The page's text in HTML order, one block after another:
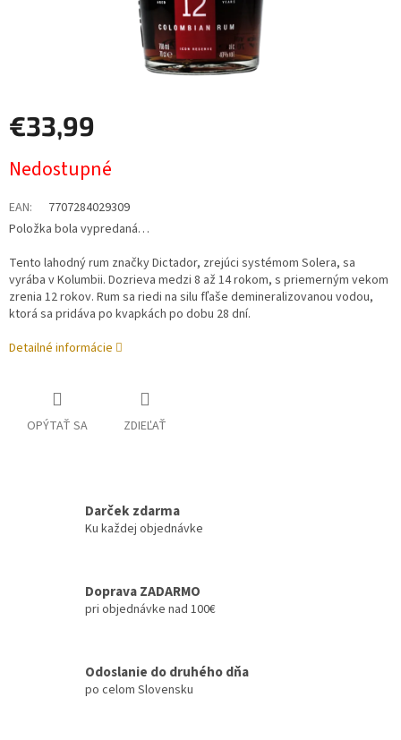
€33,99
cena:
Nedostupné
EAN:
7707284029309
Položka bola vypredaná…
Tento lahodný rum značky Dictador, zrejúci systémom Solera, sa
vyrába v Kolumbii. Dozrieva medzi 8 až 14 rokom, s priemerným vekom
zrenia 12 rokov. Rum sa riedi na silu fľaše demineralizovanou vodou,
ktorá sa pridáva po kvapkách po dobu 28 dní.
Detailné informácie
OPÝTAŤ SA ZDIEĽAŤ
Darček zdarma
Ku každej objednávke
Doprava ZADARMO
pri objednávke nad 100€
Odoslanie do druhého dňa
po celom Slovensku